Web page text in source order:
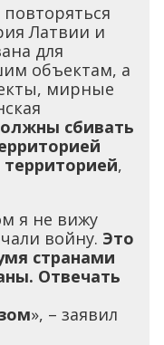
Латвии и
для
объектам, а
мирные
сбивать
территорией,
я не вижу
войну. Это
странами
Отвечать
», – заявил